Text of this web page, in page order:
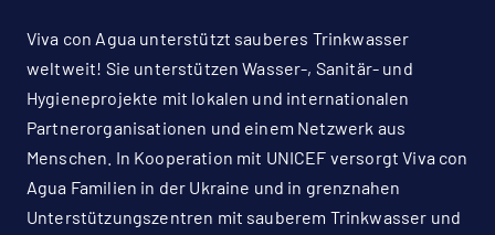
Viva con Agua unterstützt sauberes Trinkwasser
weltweit! Sie unterstützen Wasser-, Sanitär- und
Hygieneprojekte mit lokalen und internationalen
Partnerorganisationen und einem Netzwerk aus
Menschen. In Kooperation mit UNICEF versorgt Viva con
Agua Familien in der Ukraine und in grenznahen
Unterstützungszentren mit sauberem Trinkwasser und